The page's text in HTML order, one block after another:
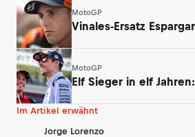
MotoGP
Vinales-Ersatz
MotoGP
Elf Sieger in elf
Im Artikel erwähnt
Jorge Lorenzo